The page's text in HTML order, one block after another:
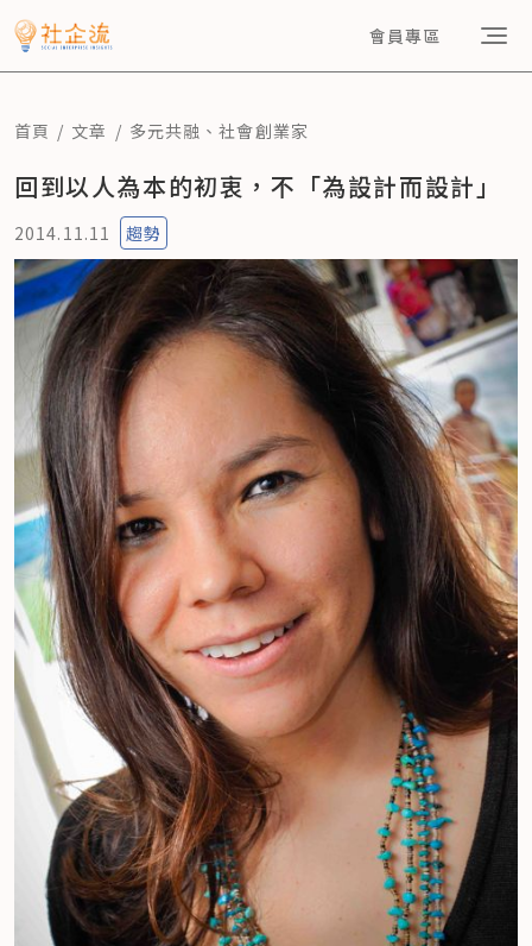
會員專區
首頁 文章 多元共融 、社會創業家
回到以人為本的初衷，不「為設計而設計」
2014.11.11 趨勢